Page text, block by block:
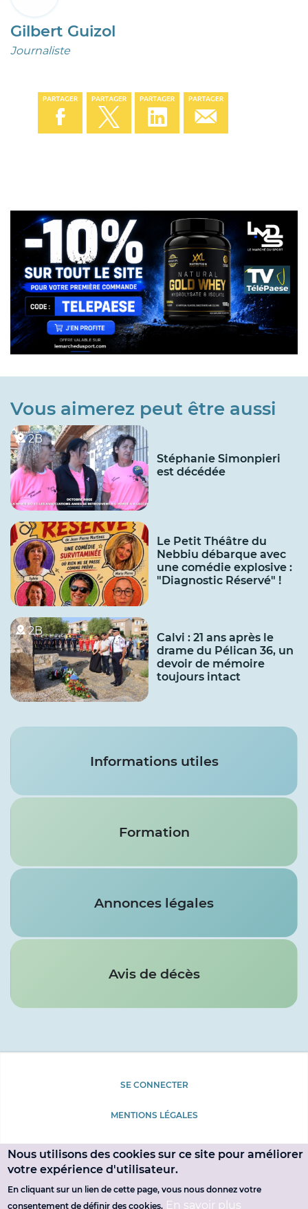
Gilbert Guizol
Journaliste
Vous aimerez peut être aussi
2B
Stéphanie Simonpieri
est décédée
Le Petit Théâtre du
Nebbiu débarque avec
une comédie explosive :
"Diagnostic Réservé" !
2B
Calvi : 21 ans après le
drame du Pélican 36, un
devoir de mémoire
toujours intact
Services
Informations utiles
Formation
Annonces légales
Avis de décès
de
l'utilisateur
SE CONNECTER
page
MENTIONS LÉGALES
Nous utilisons des cookies sur ce site pour améliorer
votre expérience d'utilisateur.
En cliquant sur un lien de cette page, vous nous donnez votre
consentement de définir des cookies. En savoir plus